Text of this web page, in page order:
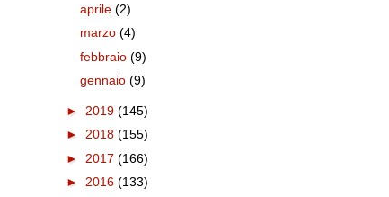
aprile(2)
marzo(4)
febbraio(9)
gennaio(9)
► 2019 (145)
► 2018 (155)
► 2017 (166)
► 2016 (133)